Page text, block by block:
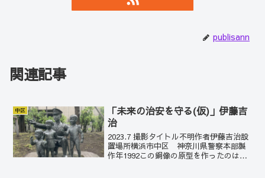
publisann
関連記事
中区
「未来の治安を守る(仮)」伊藤吉
治
2023.7 撮影タイトル不明作者伊藤吉治設
置場所横浜市中区 神奈川県警察本部製
作年1992この銅像の原型を作ったのは地